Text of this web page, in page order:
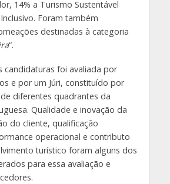
14% a Turismo Sustentável
Foram também
destinadas à categoria
“.
candidaturas foi avaliada por
e por um Júri, constituído por
diferentes quadrantes da
Qualidade e inovação da
do cliente, qualificação
operacional e contributo
turístico foram alguns dos
para essa avaliação e